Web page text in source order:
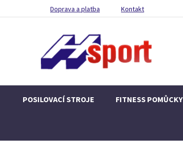
Doprava a platba Kontakt
POSILOVACÍ STROJE FITNESS POMŮCKY